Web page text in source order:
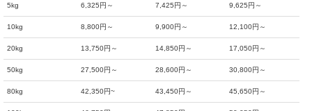
5kg 6,325円～ 7,425円～ 9,625円～
10kg 8,800円～ 9,900円～ 12,100円～
20kg 13,750円～ 14,850円～ 17,050円～
50kg 27,500円～ 28,600円～ 30,800円～
80kg 42,350円~ 43,450円～ 45,650円～